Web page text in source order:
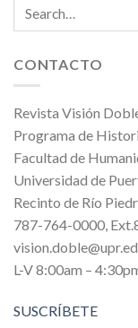
CONTACTO
Revista Visión
Programa de
Facultad de
Universidad de
Recinto de Río
787-764-0000,
L-V 8:00am –
SUSCRÍBETE